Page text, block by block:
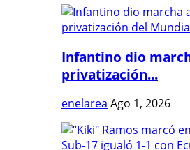
Infantino dio
privatización...
enelarea Ago 1, 2026